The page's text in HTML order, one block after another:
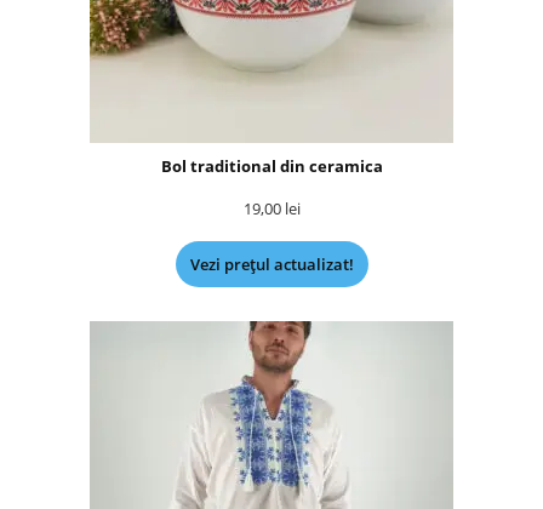
Bol traditional din ceramica
19,00 lei
Vezi prețul actualizat!